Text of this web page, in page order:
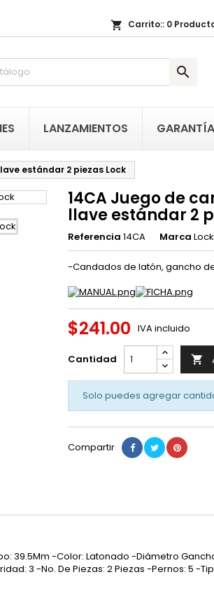
shopping_cart Carrito:: 0

LANZAMIENTOS
estándar 2 piezas Lock
14CA Juego de
llave estándar 2
Referencia 14CA Marca Lock
-Candados de latón, gancho
$241.00 IVA incluido
Cantidad 
Solo puedes agregar
Compartir
39.5Mm -Color: Latonado -Diámetro
3 -No. De Piezas: 2 Piezas -Pernos: 5 -
((cancelText))
guardar productos en su lista de deseos.
((loginText))